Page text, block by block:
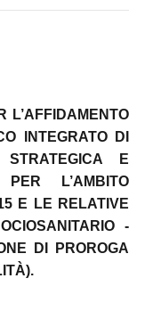
L’AFFIDAMENTO
INTEGRATO DI
STRATEGICA E
PER L’AMBITO
E LE RELATIVE
-
DI PROROGA